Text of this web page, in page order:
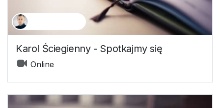
Karol Ściegienny - Spotkajmy się
Online